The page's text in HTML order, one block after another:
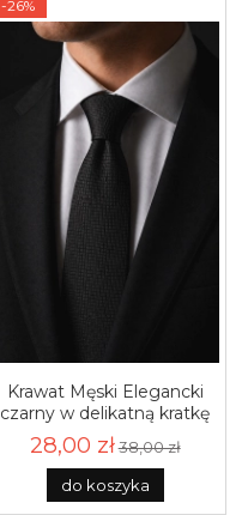
Krawat Męski Elegancki
czarny w delikatną kratkę
wąski śledzik G205
28,00 zł38,00 zł
do koszyka
-26%